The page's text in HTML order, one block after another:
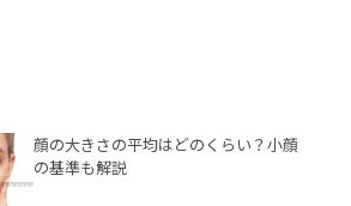
顔の大きさの平均はどのくらい？小顔
の基準も解説